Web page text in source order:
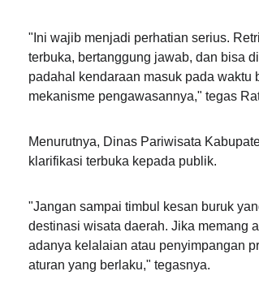
"Ini wajib menjadi perhatian serius.
terbuka, bertanggung jawab, dan bisa
padahal kendaraan masuk pada waktu
mekanisme pengawasannya," tegas
Menurutnya, Dinas Pariwisata
klarifikasi terbuka kepada publik.
"Jangan sampai timbul kesan buruk
destinasi wisata daerah. Jika memang
adanya kelalaian atau penyimpangan
aturan yang berlaku," tegasnya.